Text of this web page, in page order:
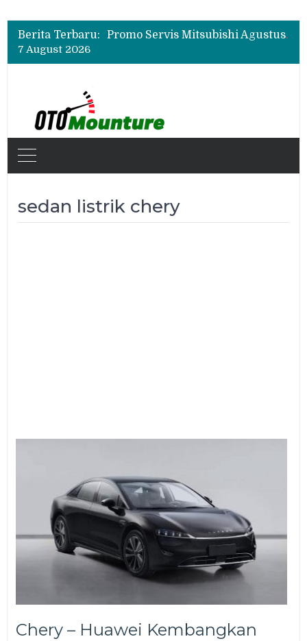
Berita Terbaru:
Promo Servis Mitsubishi Agustus 2026, Ada Diskon ESP dan Bodi & Cat Kilau Merdeka
Suzuki XL7 Terbaru Jadi Favorit Test Drive di GIIAS 2026, Ini Fitur yang Paling Dipuji
7 August 2026
sedan listrik chery
Chery – Huawei Kembangkan